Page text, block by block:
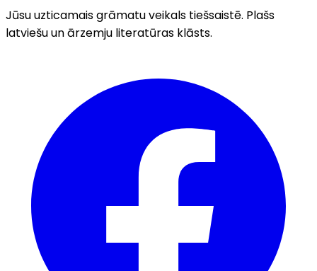
Jūsu uzticamais grāmatu veikals tiešsaistē. Plašs
latviešu un ārzemju literatūras klāsts.